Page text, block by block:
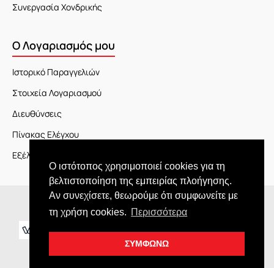
Ο ιστότοπος χρησιμοποιεί cookies για τη
βελτιστοποίηση της εμπειρίας πλοήγησης.
Αν συνεχίσετε, θεωρούμε ότι συμφωνείτε με
τη χρήση cookies. Περισσότερα
ΣΥΜΦΩΝΩ
Συνεργασία Χονδρικής
Ο Λογαριασμός μου
Ιστορικό Παραγγελιών
Στοιχεία Λογαριασμού
Διευθύνσεις
Πίνακας Ελέγχου
Εξέλιξη Παραγγελίας
Copyright © 2026 JOY market